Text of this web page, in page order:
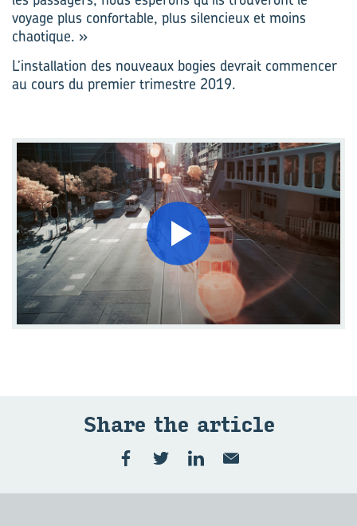
voyage plus confortable, plus silencieux et moins
chaotique. »
L’installation des nouveaux bogies devrait commencer
au cours du premier trimestre 2019.
Share the ar­ticle